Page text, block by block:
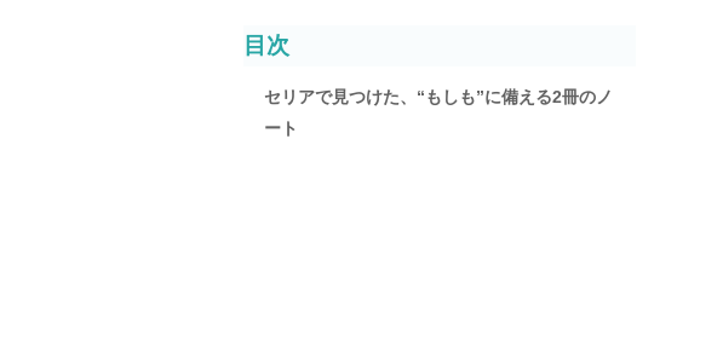
目次
セリアで見つけた、“もしも”に備える2冊のノ
ート